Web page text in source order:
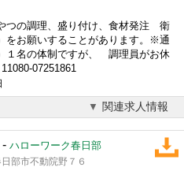
つの調理、盛り付け、食材発注 衛
をお願いすることがあります。※通
１名の体制ですが、 調理員がお休
07251861
関連求人情報
- ハローワーク春日部
部市不動院野７６